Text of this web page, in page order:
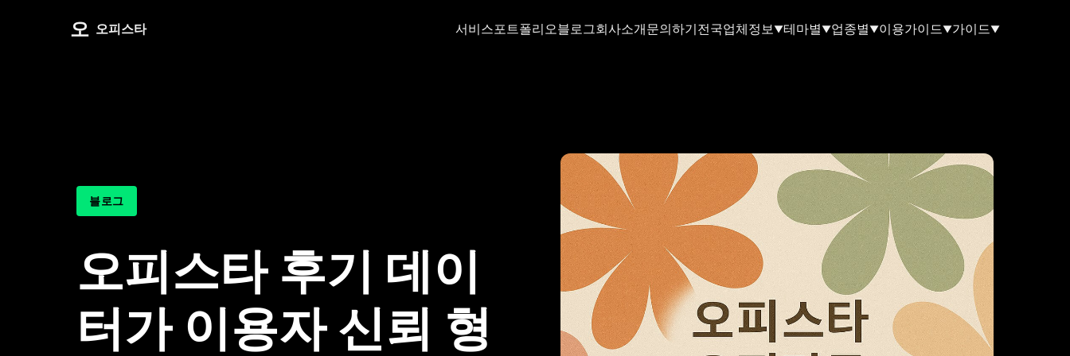
오 오피스타 서비스포트폴리오블로그회사소개문의하기전국업체정보▼테마별▼업종별▼이용가이드▼가이드▼
블로그
오피스타 후기 데이
터가 이용자 신뢰 형